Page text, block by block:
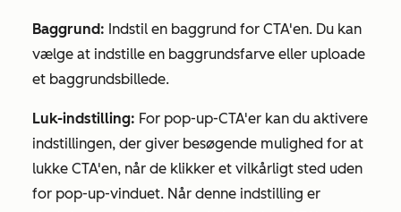
Baggrund: Indstil en baggrund for CTA'en. Du kan
vælge at indstille en baggrundsfarve eller uploade
et baggrundsbillede.
Luk-indstilling: For pop-up-CTA'er kan du aktivere
indstillingen, der giver besøgende mulighed for at
lukke CTA'en, når de klikker et vilkårligt sted uden
for pop-up-vinduet. Når denne indstilling er